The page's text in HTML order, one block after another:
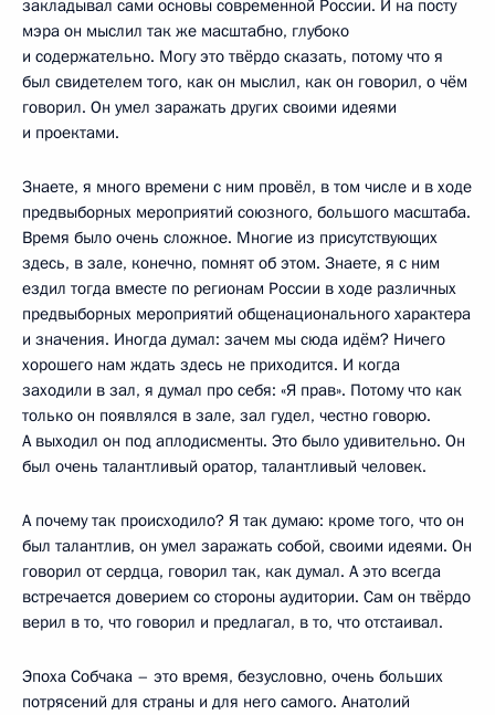
закладывал сами основы современной России. И на посту
мэра он мыслил так же масштабно, глубоко
и содержательно. Могу это твёрдо сказать, потому что я
был свидетелем того, как он мыслил, как он говорил, о чём
говорил. Он умел заражать других своими идеями
и проектами.
Знаете, я много времени с ним провёл, в том числе и в ходе
предвыборных мероприятий союзного, большого масштаба.
Время было очень сложное. Многие из присутствующих
здесь, в зале, конечно, помнят об этом. Знаете, я с ним
ездил тогда вместе по регионам России в ходе различных
предвыборных мероприятий общенационального характера
и значения. Иногда думал: зачем мы сюда идём? Ничего
хорошего нам ждать здесь не приходится. И когда
заходили в зал, я думал про себя: «Я прав». Потому что как
только он появлялся в зале, зал гудел, честно говорю.
А выходил он под аплодисменты. Это было удивительно. Он
был очень талантливый оратор, талантливый человек.
А почему так происходило? Я так думаю: кроме того, что он
был талантлив, он умел заражать собой, своими идеями. Он
говорил от сердца, говорил так, как думал. А это всегда
встречается доверием со стороны аудитории. Сам он твёрдо
верил в то, что говорил и предлагал, в то, что отстаивал.
Эпоха Собчака – это время, безусловно, очень больших
потрясений для страны и для него самого. Анатолий